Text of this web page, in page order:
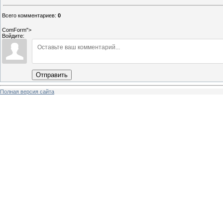
Всего комментариев: 0
ComForm">
Войдите:
Отправить
Полная версия сайта